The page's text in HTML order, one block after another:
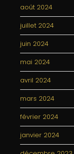
août 2024
juillet 2024
juin 2024
mai 2024
avril 2024
mars 2024
février 2024
janvier 2024